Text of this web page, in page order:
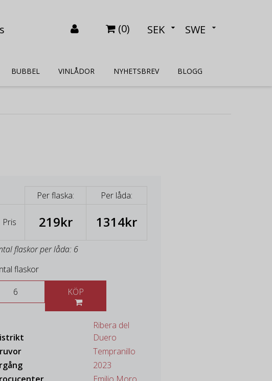
(0) SEK SWE
BUBBEL VINLÅDOR NYHETSBREV BLOGG
Per flaska: Per låda:
Pris 219kr 1314kr
flaskor per låda: 6
flaskor
Ribera del
Duero
Tempranillo
2023